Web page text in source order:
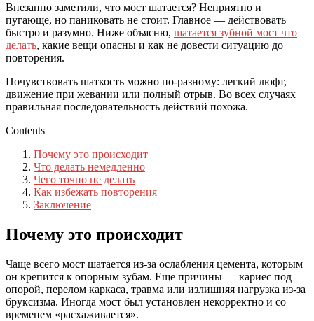
Внезапно заметили, что мост шатается? Неприятно и
пугающе, но паниковать не стоит. Главное — действовать
быстро и разумно. Ниже объясню, шатается зубной мост что
делать, какие вещи опасны и как не довести ситуацию до
повторения.
Почувствовать шаткость можно по-разному: легкий люфт,
движение при жевании или полный отрыв. Во всех случаях
правильная последовательность действий похожа.
Contents
Почему это происходит
Что делать немедленно
Чего точно не делать
Как избежать повторения
Заключение
Почему это происходит
Чаще всего мост шатается из-за ослабления цемента, которым
он крепится к опорным зубам. Еще причины — кариес под
опорой, перелом каркаса, травма или излишняя нагрузка из‑за
бруксизма. Иногда мост был установлен некорректно и со
временем «расхаживается».